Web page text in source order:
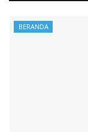
BERANDA